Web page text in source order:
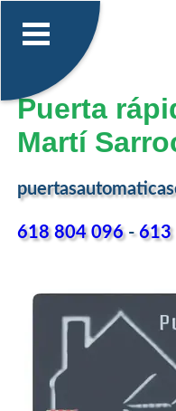
Puerta
Martí
618 804 096-613